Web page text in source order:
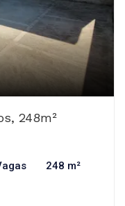
248m²
248 m²